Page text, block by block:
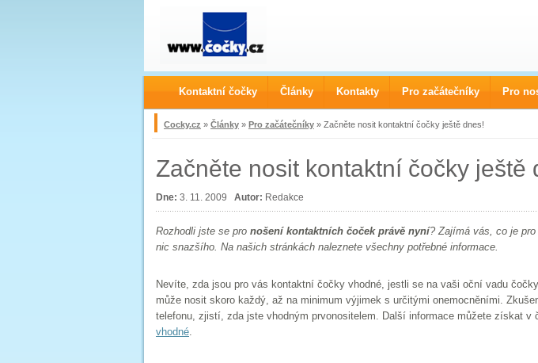
Cocky.cz » Články » Pro začátečníky » Začněte nosit kontaktní čočky ještě dnes!
Začněte nosit kontaktní čočky ještě
Dne: 3. 11. 2009 Autor: Redakce
Rozhodli jste se pro nošení kontaktních čoček právě nyní? Zajímá vás, co je
nic snazšího. Na našich stránkách naleznete všechny potřebné informace.
Nevíte, zda jsou pro vás kontaktní čočky vhodné, jestli se na vaši oční vadu
může nosit skoro každý, až na minimum výjimek s určitými onemocněními.
telefonu, zjistí, zda jste vhodným prvonositelem. Další informace můžete získat v
vhodné.
Kontaktní čočky Články Kontakty Pro začátečníky Pro